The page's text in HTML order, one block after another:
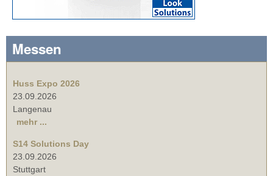
Messen
Huss Expo 2026
23.09.2026
Langenau
mehr ...
S14 Solutions Day
23.09.2026
Stuttgart